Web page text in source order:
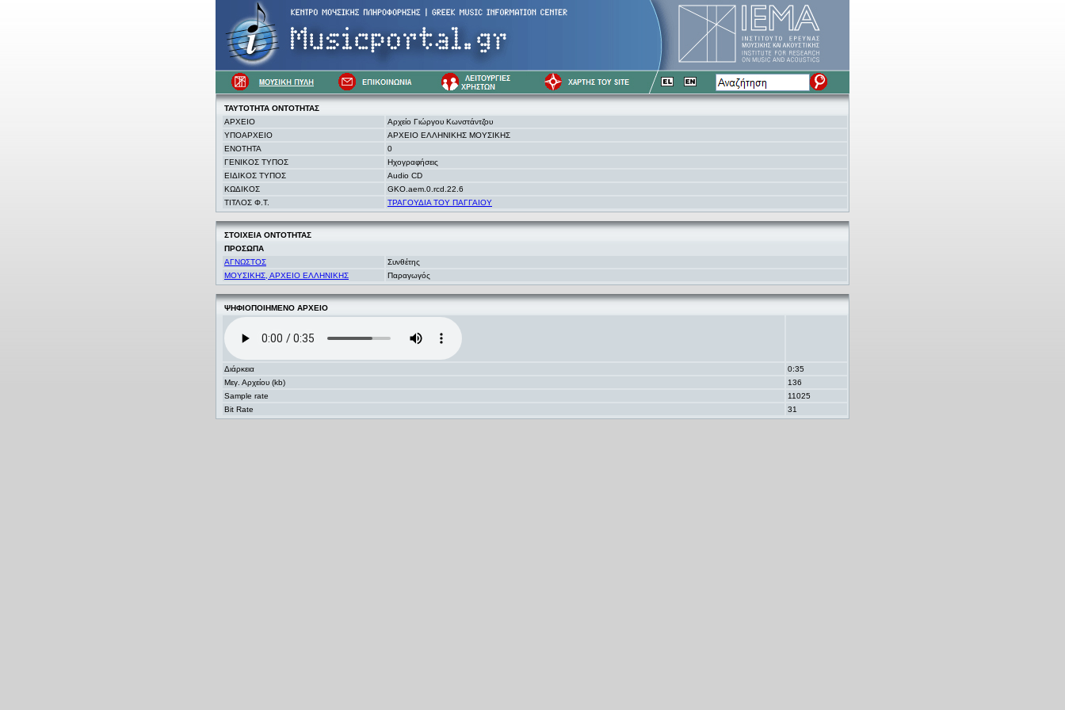
ΤΑΥΤΟΤΗΤΑ ΟΝΤΟΤΗΤΑΣ
ΑΡΧΕΙΟ
Αρχείο Γιώργου Κωνστάντζου
ΥΠΟΑΡΧΕΙΟ
ΑΡΧΕΙΟ ΕΛΛΗΝΙΚΗΣ ΜΟΥΣΙΚΗΣ
ΕΝΟΤΗΤΑ
0
ΓΕΝΙΚΟΣ ΤΥΠΟΣ
Ηχογραφήσεις
ΕΙΔΙΚΟΣ ΤΥΠΟΣ
Audio CD
ΚΩΔΙΚΟΣ
GKO.aem.0.rcd.22.6
ΤΙΤΛΟΣ Φ.Τ.
ΤΡΑΓΟΥΔΙΑ ΤΟΥ ΠΑΓΓΑΙΟΥ
ΣΤΟΙΧΕΙΑ ΟΝΤΟΤΗΤΑΣ
ΠΡΟΣΩΠΑ
ΑΓΝΩΣΤΟΣ
Συνθέτης
ΜΟΥΣΙΚΗΣ, ΑΡΧΕΙΟ ΕΛΛΗΝΙΚΗΣ
Παραγωγός
ΨΗΦΙΟΠΟΙΗΜΕΝΟ ΑΡΧΕΙΟ
Διάρκεια
0:35
Μεγ. Αρχείου (kb)
136
Sample rate
11025
Bit Rate
31